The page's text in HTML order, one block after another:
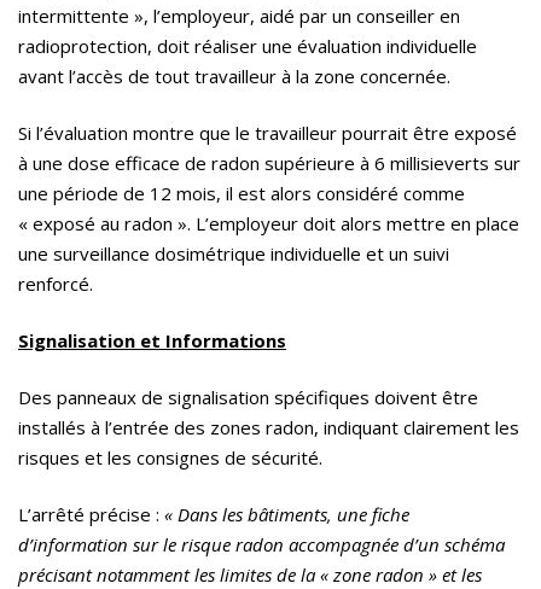
intermittente », l’employeur, aidé par un conseiller en
radioprotection, doit réaliser une évaluation individuelle
avant l’accès de tout travailleur à la zone concernée.
Si l’évaluation montre que le travailleur pourrait être exposé
à une dose efficace de radon supérieure à 6 millisieverts sur
une période de 12 mois, il est alors considéré comme
« exposé au radon ». L’employeur doit alors mettre en place
une surveillance dosimétrique individuelle et un suivi
renforcé.
Signalisation et Informations
Des panneaux de signalisation spécifiques doivent être
installés à l’entrée des zones radon, indiquant clairement les
risques et les consignes de sécurité.
L’arrêté précise : « Dans les bâtiments, une fiche
d’information sur le risque radon accompagnée d’un schéma
précisant notamment les limites de la « zone radon » et les